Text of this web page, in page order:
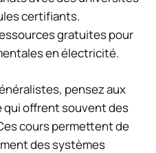
certifiants.
gratuites pour
en électricité.
pensez aux
qui offrent souvent des
cours permettent de
des systèmes